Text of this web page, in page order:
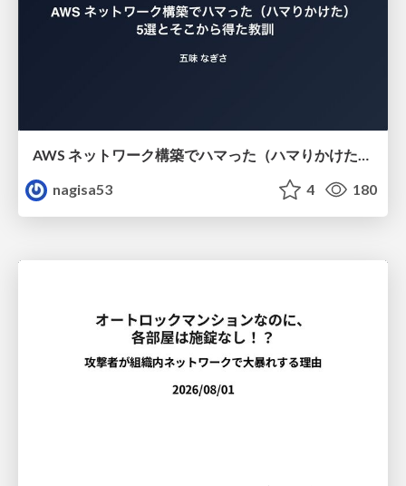
AWS ネットワーク構築でハマった（ハマりかけた） 5選とそこから得た教訓
nagisa53
4 180